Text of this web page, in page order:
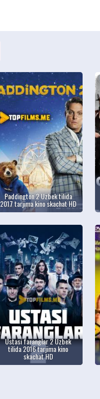
Paddington 2 Uzbek tilida
2017 tarjima kino skachat HD
Ustasi faranglar 2 Uzbek
tilida 2016 tarjima kino
skachat HD